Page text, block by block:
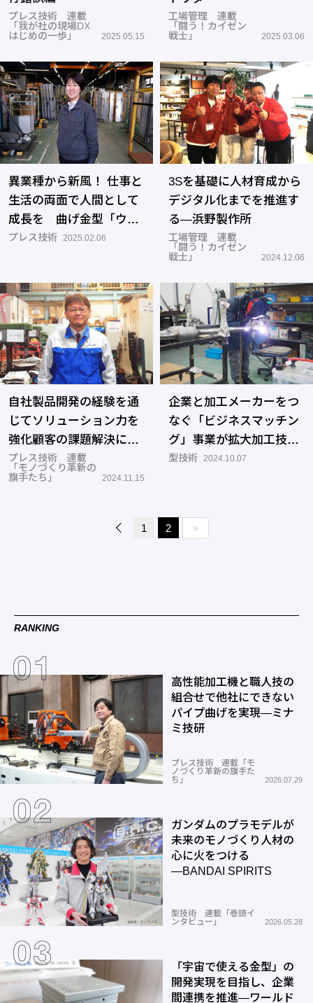
プレス技術 連載
「我が社の現場DX
はじめの一歩」
2025.05.15
工場管理 連載
「闘う！カイゼン
戦士」
2025.03.06
異業種から新風！ 仕事と
生活の両面で人間として
成長を 曲げ金型「ウイ
ングベンドプラス」の国
プレス技術 2025.02.06
3Sを基礎に人材育成から
デジタル化までを推進す
る―浜野製作所
工場管理 連載
「闘う！カイゼン
戦士」
2024.12.06
自社製品開発の経験を通
じてソリューション力を
強化顧客の課題解決に貢
献する
プレス技術 連載
「モノづくり革新の
旗手たち」
2024.11.15
企業と加工メーカーをつ
なぐ「ビジネスマッチン
グ」事業が拡大加工技術
の研鑽と新規事業の発展
型技術 2024.10.07
1 2
RANKING
高性能加工機と職人技の
組合せで他社にできない
パイプ曲げを実現―ミナ
ミ技研
プレス技術 連載「モ
ノづくり革新の旗手た
ち」
2026.07.29
ガンダムのプラモデルが
未来のモノづくり人材の
心に火をつける
―BANDAI SPIRITS
型技術 連載「巻頭イ
ンタビュー」
2026.05.28
「宇宙で使える金型」の
開発実現を目指し、企業
間連携を推進―ワールド